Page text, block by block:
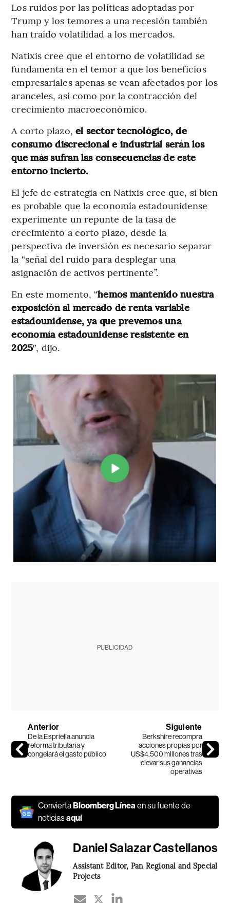
Los ruidos por las políticas adoptadas por
Trump y los temores a una recesión también
han traído volatilidad a los mercados.
Natixis cree que el entorno de volatilidad se
fundamenta en el temor a que los beneficios
empresariales apenas se vean afectados por los
aranceles, así como por la contracción del
crecimiento macroeconómico.
A corto plazo, el sector tecnológico, de
consumo discrecional e industrial serán los
que más sufran las consecuencias de este
entorno incierto.
El jefe de estrategia en Natixis cree que, si bien
es probable que la economía estadounidense
experimente un repunte de la tasa de
crecimiento a corto plazo, desde la
perspectiva de inversión es necesario separar
la “señal del ruido para desplegar una
asignación de activos pertinente”.
En este momento, “hemos mantenido nuestra
exposición al mercado de renta variable
estadounidense, ya que prevemos una
economía estadounidense resistente en
2025″, dijo.
PUBLICIDAD
Anterior
De la Espriella anuncia
reforma tributaria y
congelará el gasto público
Siguiente
Berkshire recompra
acciones propias por
US$4.500 millones tras
elevar sus ganancias
operativas
Convierta Bloomberg Líneaen su fuente de
noticiasaquí
Daniel Salazar Castellanos
Assistant Editor, Pan Regional and Special
Projects